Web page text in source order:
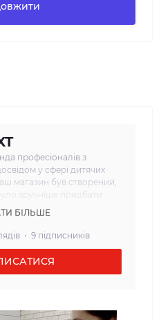
професіоналів з
у сфері дитячих
магазин був створений,
зручніше придбати
мета: Ми прагнемо
наших клієнтів
та безпекою
Кожен товар, який
проходить сувору
БІЛЬШЕ
9 підписників